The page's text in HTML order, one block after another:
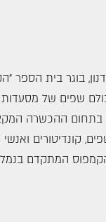
בוגר בית הספר
שפים של
ההכשרה
קונדיטורים
הקמפוס המתקדם